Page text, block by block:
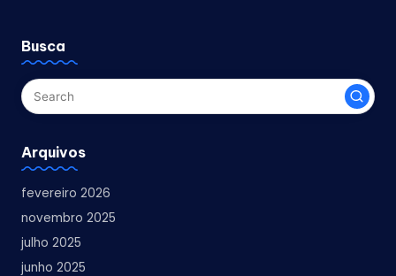
Busca
Arquivos
fevereiro 2026
novembro 2025
julho 2025
junho 2025